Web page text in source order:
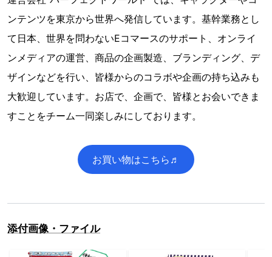
ンテンツを東京から世界へ発信しています。基幹業務とし
て日本、世界を問わないEコマースのサポート、オンライ
ンメディアの運営、商品の企画製造、ブランディング、デ
ザインなどを行い、皆様からのコラボや企画の持ち込みも
大歓迎しています。お店で、企画で、皆様とお会いできま
すことをチーム一同楽しみにしております。
お買い物はこちら♬
添付画像・ファイル